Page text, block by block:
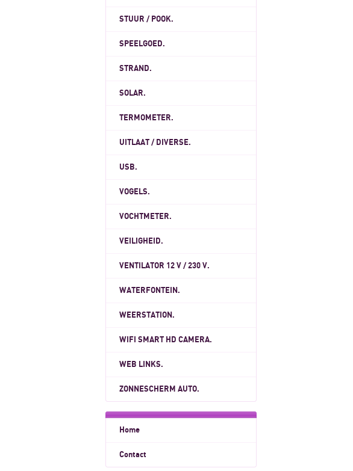
STUUR / POOK.
SPEELGOED.
STRAND.
SOLAR.
TERMOMETER.
UITLAAT / DIVERSE.
USB.
VOGELS.
VOCHTMETER.
VEILIGHEID.
VENTILATOR 12 V / 230 V.
WATERFONTEIN.
WEERSTATION.
WIFI SMART HD CAMERA.
WEB LINKS.
ZONNESCHERM AUTO.
Home
Contact